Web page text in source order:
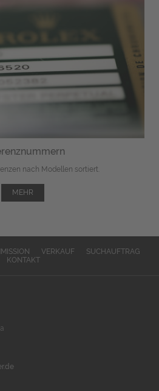
nach Modellen sortiert.
MEHR
VERKAUF
SUCHAUFTRAG
KONTAKT